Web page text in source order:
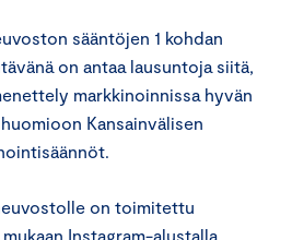
sääntöjen 1 kohdan
on antaa lausuntoja siitä,
markkinoinnissa hyvän
Kansainvälisen
on toimitettu
Instagram-alustalla